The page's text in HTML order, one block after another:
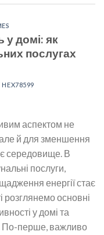
у домі: як
послугах
HEX78599
аспектом не
але й для зменшення
середовище. В
послуги,
енергії стає
розглянемо основні
у домі та
По-перше, важливо